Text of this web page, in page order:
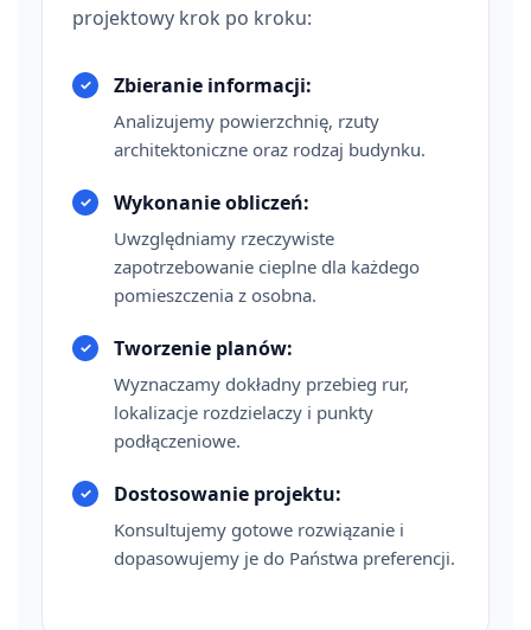
projektowy krok po kroku:
Zbieranie informacji:
Analizujemy powierzchnię, rzuty
architektoniczne oraz rodzaj budynku.
Wykonanie obliczeń:
Uwzględniamy rzeczywiste
zapotrzebowanie cieplne dla każdego
pomieszczenia z osobna.
Tworzenie planów:
Wyznaczamy dokładny przebieg rur,
lokalizacje rozdzielaczy i punkty
podłączeniowe.
Dostosowanie projektu:
Konsultujemy gotowe rozwiązanie i
dopasowujemy je do Państwa preferencji.